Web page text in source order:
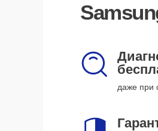
даже при